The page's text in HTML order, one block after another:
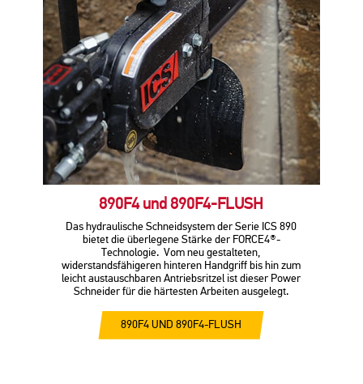
890F4 und 890F4-FLUSH
Das hydraulische Schneidsystem der Serie ICS 890
bietet die überlegene Stärke der FORCE4®-
Technologie. Vom neu gestalteten,
widerstandsfähigeren hinteren Handgriff bis hin zum
leicht austauschbaren Antriebsritzel ist dieser Power
Schneider für die härtesten Arbeiten ausgelegt.
890F4 UND 890F4-FLUSH